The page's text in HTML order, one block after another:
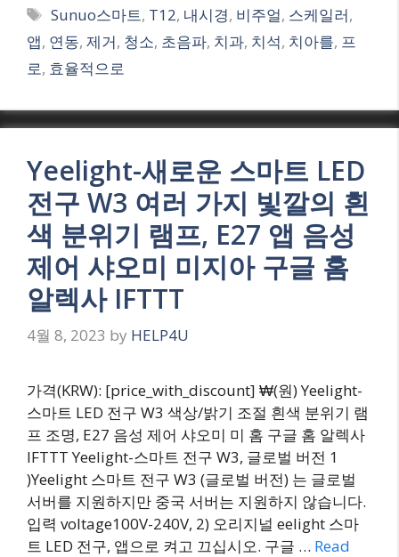
Tags
Sunuo스마트, T12, 내시경, 비주얼, 스케일러,
앱, 연동, 제거, 청소, 초음파, 치과, 치석, 치아를, 프
로, 효율적으로
Yeelight-새로운 스마트 LED
전구 W3 여러 가지 빛깔의 흰
색 분위기 램프, E27 앱 음성
제어 샤오미 미지아 구글 홈
알렉사 IFTTT
4월 8, 2023 by HELP4U
가격(KRW): [price_with_discount] ₩(원) Yeelight-
스마트 LED 전구 W3 색상/밝기 조절 흰색 분위기 램
프 조명, E27 음성 제어 샤오미 미 홈 구글 홈 알렉사
IFTTT Yeelight-스마트 전구 W3, 글로벌 버전 1
)Yeelight 스마트 전구 W3 (글로벌 버전) 는 글로벌
서버를 지원하지만 중국 서버는 지원하지 않습니다.
입력 voltage100V-240V, 2) 오리지널 eelight 스마
트 LED 전구, 앱으로 켜고 끄십시오. 구글 … Read